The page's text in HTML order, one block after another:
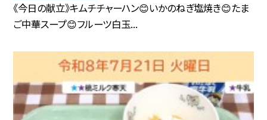
《今日の献立》キムチチャーハン😊いかのねぎ塩焼き😊たま
ご中華スープ😊フルーツ白玉...